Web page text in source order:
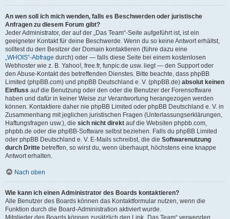
An wen soll ich mich wenden, falls es Beschwerden oder juristische
Anfragen zu diesem Forum gibt?
Jeder Administrator, der auf der „Das Team“-Seite aufgeführt ist, ist ein
geeigneter Kontakt für deine Beschwerde. Wenn du so keine Antwort erhältst,
solltest du den Besitzer der Domain kontaktieren (führe dazu eine
„WHOIS“-Abfrage durch) oder — falls diese Seite bei einem kostenlosen
Webhoster wie z. B. Yahoo!, free.fr, funpic.de usw. liegt — den Support oder
den Abuse-Kontakt des betreffenden Dienstes. Bitte beachte, dass phpBB
Limited (phpBB.com) und phpBB Deutschland e. V. (phpBB.de) absolut keinen
Einfluss auf die Benutzung oder den oder die Benutzer der Forensoftware
haben und dafür in keiner Weise zur Verantwortung herangezogen werden
können. Kontaktiere daher nie phpBB Limited oder phpBB Deutschland e. V. in
Zusammenhang mit jeglichen juristischen Fragen (Unterlassungserklärungen,
Haftungsfragen usw.), die sich nicht direkt auf die Websiten phpbb.com,
phpbb.de oder die phpBB-Software selbst beziehen. Falls du phpBB Limited
oder phpBB Deutschland e. V. E-Mails schreibst, die die Softwarenutzung
durch Dritte betreffen, so wirst du, wenn überhaupt, höchstens eine knappe
Antwort erhalten.
Nach oben
Wie kann ich einen Administrator des Boards kontaktieren?
Alle Benutzer des Boards können das Kontaktformular nutzen, wenn die
Funktion durch die Board-Administration aktiviert wurde.
Mitglieder des Boards können zusätzlich den Link „Das Team“ verwenden.